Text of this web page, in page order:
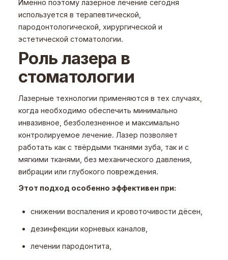
Именно поэтому лазерное лечение сегодня
используется в терапевтической,
пародонтологической, хирургической и
эстетической стоматологии.
Роль лазера в
стоматологии
Лазерные технологии применяются в тех случаях,
когда необходимо обеспечить минимально
инвазивное, безболезненное и максимально
контролируемое лечение. Лазер позволяет
работать как с твёрдыми тканями зуба, так и с
мягкими тканями, без механического давления,
вибрации или глубокого повреждения.
Этот подход особенно эффективен при:
снижении воспаления и кровоточивости дёсен,
дезинфекции корневых каналов,
лечении пародонтита,